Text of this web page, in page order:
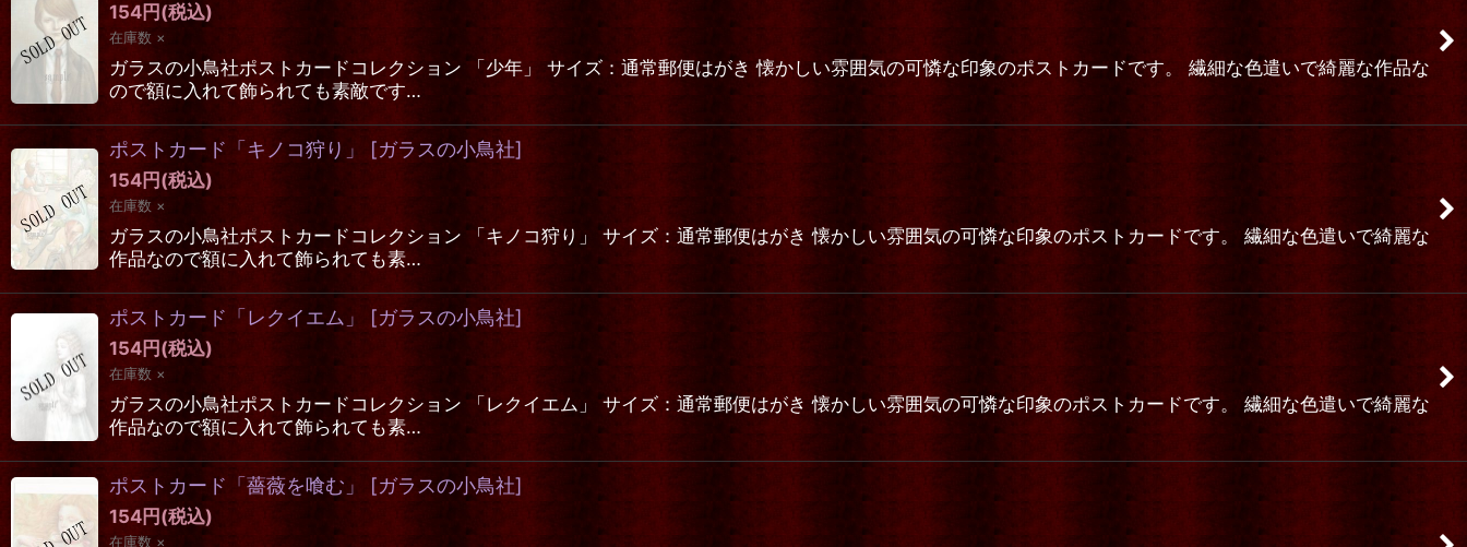
154円 (税込)
在庫数 ×
ガラスの小鳥社ポストカードコレクション 「少年」 サイズ：通常郵便はがき 懐かしい雰囲気の可憐な印象のポストカードです。 繊細な色遣いで綺麗な作品な
ので額に入れて飾られても素敵です…
ポストカード「キノコ狩り」 [ガラスの小鳥社]
154円 (税込)
在庫数 ×
ガラスの小鳥社ポストカードコレクション 「キノコ狩り」 サイズ：通常郵便はがき 懐かしい雰囲気の可憐な印象のポストカードです。 繊細な色遣いで綺麗な
作品なので額に入れて飾られても素…
ポストカード「レクイエム」 [ガラスの小鳥社]
154円 (税込)
在庫数 ×
ガラスの小鳥社ポストカードコレクション 「レクイエム」 サイズ：通常郵便はがき 懐かしい雰囲気の可憐な印象のポストカードです。 繊細な色遣いで綺麗な
作品なので額に入れて飾られても素…
ポストカード「薔薇を喰む」 [ガラスの小鳥社]
154円 (税込)
在庫数 ×